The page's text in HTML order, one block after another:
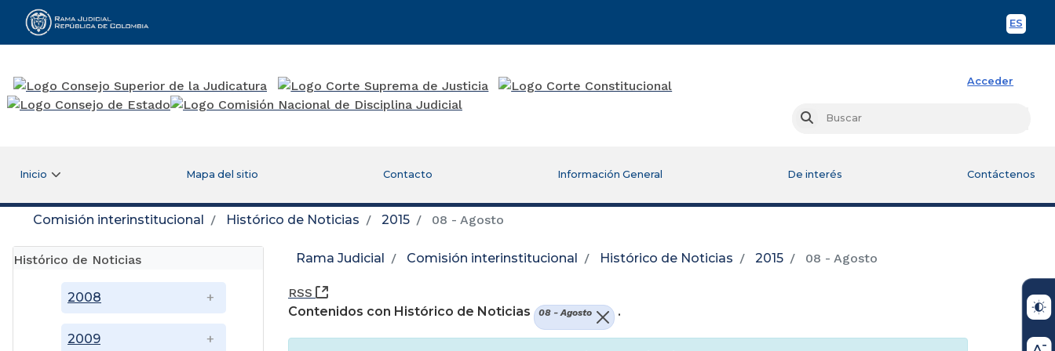
ES
Rama Judicial
Acceder
Buscar
Inicio Mapa del sitio Contacto Información General De interés Contáctenos
Comisión interinstitucional Histórico de Noticias 2015 08 - Agosto
Histórico de Noticias
2008
2009
Rama Judicial Comisión interinstitucional Histórico de Noticias 2015 08 - Agosto
RSS
(Abre una nueva ventana)
Contenidos con Histórico de Noticias
08 - Agosto .